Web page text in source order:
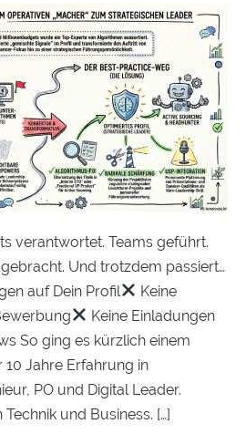
verantwortet. Teams geführt.
Und trotzdem passiert…
auf Dein Profil
Keine
Keine Einladungen
So ging es kürzlich einem
10 Jahre Erfahrung in
PO und Digital Leader.
und Business. […]